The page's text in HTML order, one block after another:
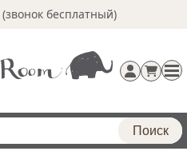
(звонок бесплатный)
Поиск